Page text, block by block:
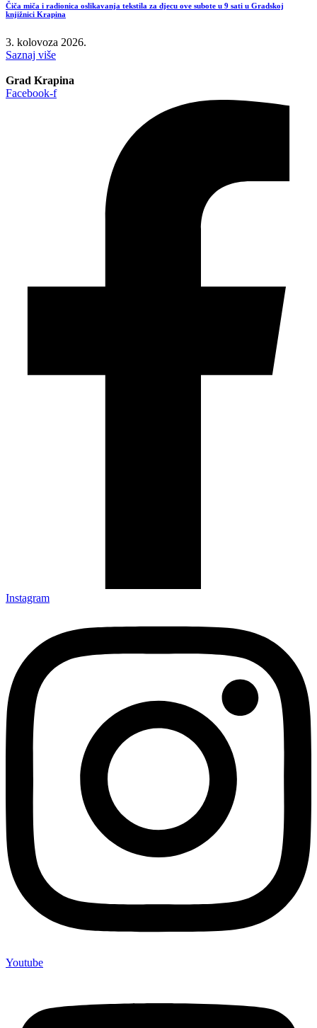
Čiča miča i radionica oslikavanja tekstila za djecu ove subote u 9 sati u Gradskoj
knjižnici Krapina
3. kolovoza 2026.
Saznaj više
Grad Krapina
Facebook-f
Instagram
Youtube